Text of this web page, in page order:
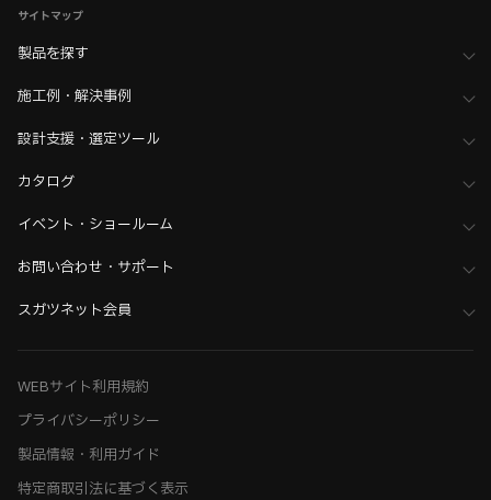
サイトマップ
製品を探す
施工例・解決事例
設計支援・選定ツール
カタログ
イベント・ショールーム
お問い合わせ・サポート
スガツネット会員
WEBサイト利用規約
プライバシーポリシー
製品情報・利用ガイド
特定商取引法に基づく表示